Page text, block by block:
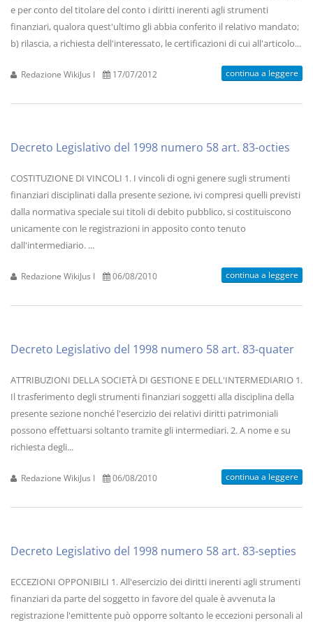
e per conto del titolare del conto i diritti inerenti agli strumenti
finanziari, qualora quest'ultimo gli abbia conferito il relativo mandato;
b) rilascia, a richiesta dell'interessato, le certificazioni di cui all'articolo...
Redazione WikiJus I 17/07/2012 continua a leggere
Decreto Legislativo del 1998 numero 58 art. 83-octies
COSTITUZIONE DI VINCOLI 1. I vincoli di ogni genere sugli strumenti
finanziari disciplinati dalla presente sezione, ivi compresi quelli previsti
dalla normativa speciale sui titoli di debito pubblico, si costituiscono
unicamente con le registrazioni in apposito conto tenuto
dall'intermediario. ...
Redazione WikiJus I 06/08/2010 continua a leggere
Decreto Legislativo del 1998 numero 58 art. 83-quater
ATTRIBUZIONI DELLA SOCIETÀ DI GESTIONE E DELL'INTERMEDIARIO 1.
Il trasferimento degli strumenti finanziari soggetti alla disciplina della
presente sezione nonché l'esercizio dei relativi diritti patrimoniali
possono effettuarsi soltanto tramite gli intermediari. 2. A nome e su
richiesta degli...
Redazione WikiJus I 06/08/2010 continua a leggere
Decreto Legislativo del 1998 numero 58 art. 83-septies
ECCEZIONI OPPONIBILI 1. All'esercizio dei diritti inerenti agli strumenti
finanziari da parte del soggetto in favore del quale è avvenuta la
registrazione l'emittente può opporre soltanto le eccezioni personali al